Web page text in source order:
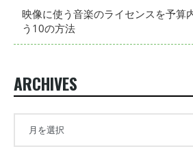
映像に使う音楽のライセンスを予算
う10の方法
ARCHIVES